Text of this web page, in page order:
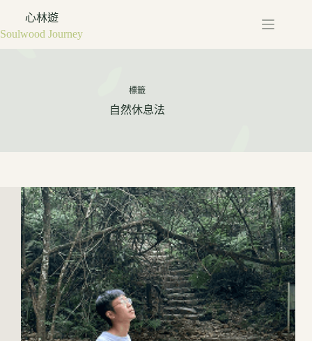
心林遊
Soulwood Journey
標籤
自然休息法